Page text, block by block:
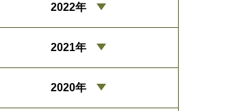
2022年
2021年
2020年